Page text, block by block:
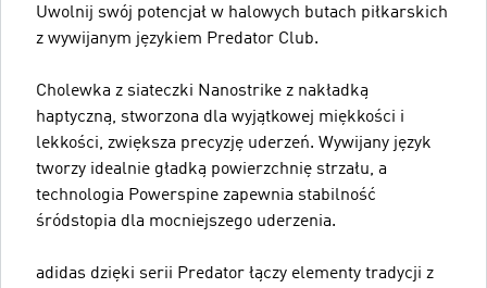
Uwolnij swój potencjał w halowych butach piłkarskich
z wywijanym językiem Predator Club.
Cholewka z siateczki Nanostrike z nakładką
haptyczną, stworzona dla wyjątkowej miękkości i
lekkości, zwiększa precyzję uderzeń. Wywijany język
tworzy idealnie gładką powierzchnię strzału, a
technologia Powerspine zapewnia stabilność
śródstopia dla mocniejszego uderzenia.
adidas dzięki serii Predator łączy elementy tradycji z